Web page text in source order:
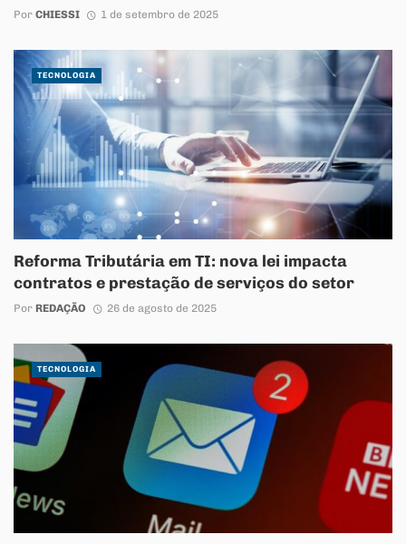
Por CHIESSI 1 de setembro de 2025
Reforma Tributária em TI: nova lei impacta
contratos e prestação de serviços do setor
Por REDAÇÃO 26 de agosto de 2025
TECNOLOGIA
TECNOLOGIA